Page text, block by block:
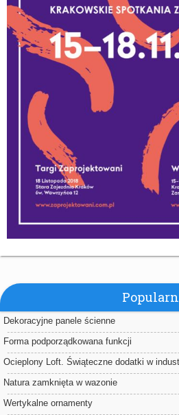
Dekoracyjne panele ścienne
Forma podporządkowana funkcji
Ocieplony Loft. Świąteczne dodatki w
Natura zamknięta w wazonie
Wertykalne ornamenty